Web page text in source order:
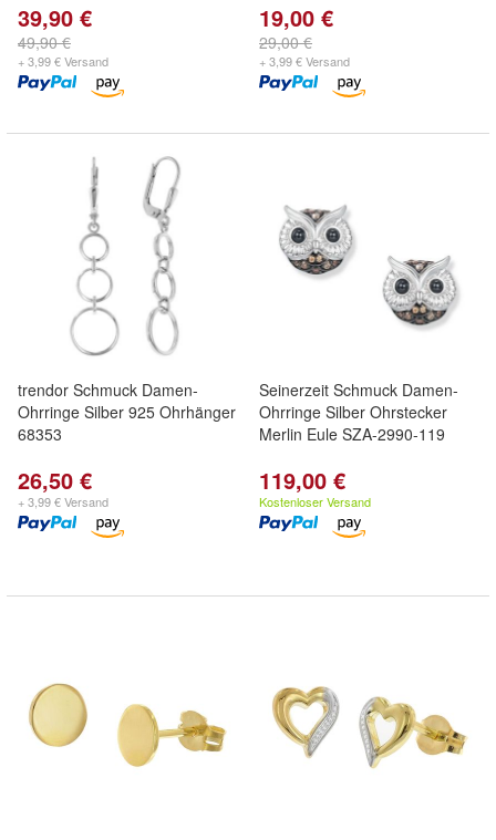
39,90 €
49,90 €
+ 3,99 € Versand
19,00 €
29,00 €
+ 3,99 € Versand
trendor Schmuck Damen-
Ohrringe Silber 925 Ohrhänger
68353
26,50 €
+ 3,99 € Versand
Seinerzeit Schmuck Damen-
Ohrringe Silber Ohrstecker
Merlin Eule SZA-2990-119
119,00 €
Kostenloser Versand